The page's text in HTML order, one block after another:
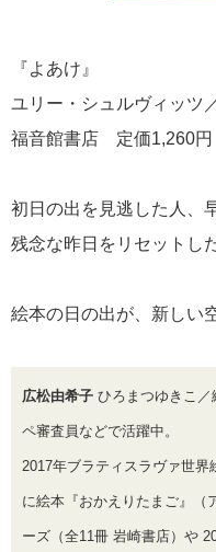
『よあけ』
ユリー・シュルヴィッ
福音館書店 定価1,260
初日の出を見逃した人、
残念な昨日をリセット
絵本の日の出が、新しい
広松由希子 ひろまつゆきこ
ペ審査員などで活躍中。
2017年ブラティスラヴァ世
に絵本『おかえりたまご』（
ーズ（全11冊 岩崎書店）や